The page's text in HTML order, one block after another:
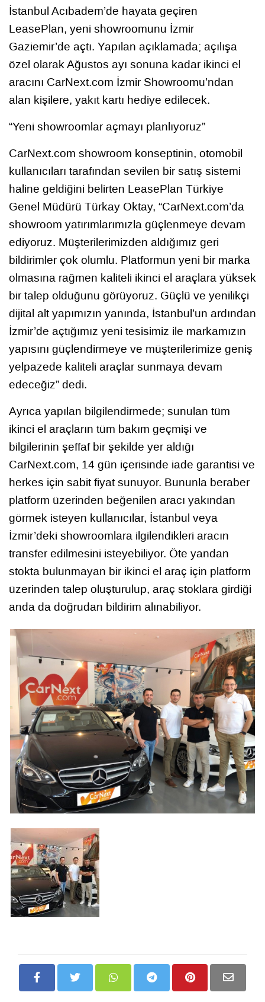
İstanbul Acıbadem’de hayata geçiren
LeasePlan, yeni showroomunu İzmir
Gaziemir’de açtı. Yapılan açıklamada; açılışa
özel olarak Ağustos ayı sonuna kadar ikinci el
aracını CarNext.com İzmir Showroomu’ndan
alan kişilere, yakıt kartı hediye edilecek.
“Yeni showroomlar açmayı planlıyoruz”
CarNext.com showroom konseptinin, otomobil
kullanıcıları tarafından sevilen bir satış sistemi
haline geldiğini belirten LeasePlan Türkiye
Genel Müdürü Türkay Oktay, “CarNext.com’da
showroom yatırımlarımızla güçlenmeye devam
ediyoruz. Müşterilerimizden aldığımız geri
bildirimler çok olumlu. Platformun yeni bir marka
olmasına rağmen kaliteli ikinci el araçlara yüksek
bir talep olduğunu görüyoruz. Güçlü ve yenilikçi
dijital alt yapımızın yanında, İstanbul’un ardından
İzmir’de açtığımız yeni tesisimiz ile markamızın
yapısını güçlendirmeye ve müşterilerimize geniş
yelpazede kaliteli araçlar sunmaya devam
edeceğiz” dedi.
Ayrıca yapılan bilgilendirmede; sunulan tüm
ikinci el araçların tüm bakım geçmişi ve
bilgilerinin şeffaf bir şekilde yer aldığı
CarNext.com, 14 gün içerisinde iade garantisi ve
herkes için sabit fiyat sunuyor. Bununla beraber
platform üzerinden beğenilen aracı yakından
görmek isteyen kullanıcılar, İstanbul veya
İzmir’deki showroomlara ilgilendikleri aracın
transfer edilmesini isteyebiliyor. Öte yandan
stokta bulunmayan bir ikinci el araç için platform
üzerinden talep oluşturulup, araç stoklara girdiği
anda da doğrudan bildirim alınabiliyor.